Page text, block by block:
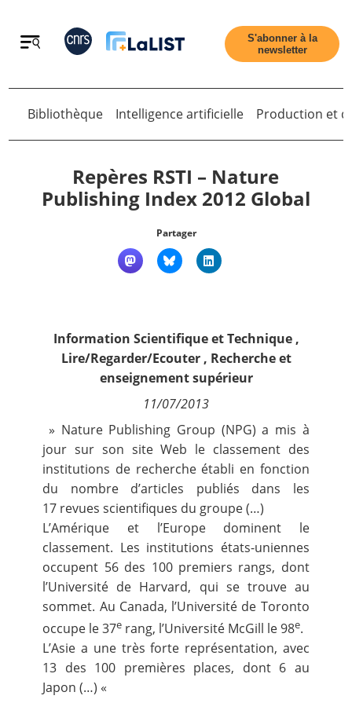
Retour
Contact
S'abonner à la
newsletter
Retour
Bibliothèque Intelligence artificielle Production et
Repères RSTI – Nature
Publishing Index 2012 Global
Partager
Information Scientifique et Technique,
Lire/Regarder/Ecouter, Recherche et
enseignement supérieur
11/07/2013
» Nature Publishing Group (NPG) a mis à
jour sur son site Web le classement des
institutions de recherche établi en fonction
du nombre d’articles publiés dans les
17 revues scientifiques du groupe (…)
L’Amérique et l’Europe dominent le
classement. Les institutions états-uniennes
occupent 56 des 100 premiers rangs, dont
l’Université de Harvard, qui se trouve au
sommet. Au Canada, l’Université de Toronto
occupe le 37e rang, l’Université McGill le 98e.
L’Asie a une très forte représentation, avec
13 des 100 premières places, dont 6 au
Japon (…) «